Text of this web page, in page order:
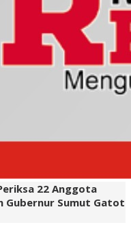
22 Anggota
Gubernur Sumut Gatot